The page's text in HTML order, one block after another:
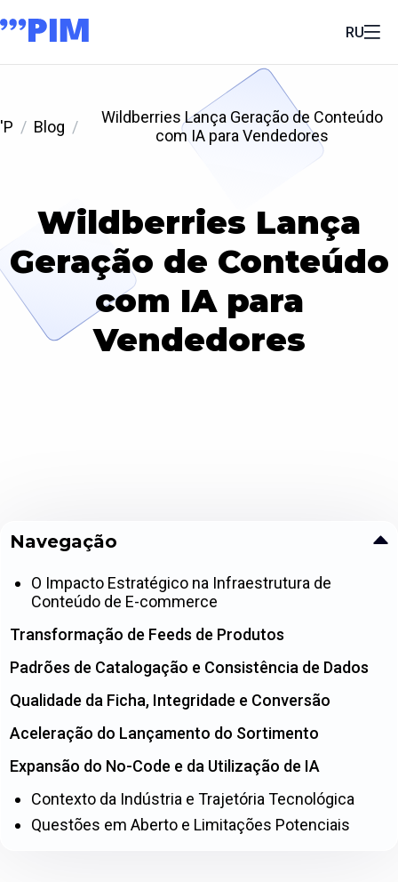
RU
'P Blog
Wildberries Lança Geração de Conteúdo
com IA para Vendedores
Wildberries Lança
Geração de Conteúdo
com IA para
Vendedores
Navegação
O Impacto Estratégico na Infraestrutura de
Conteúdo de E-commerce
Transformação de Feeds de Produtos
Padrões de Catalogação e Consistência de Dados
Qualidade da Ficha, Integridade e Conversão
Aceleração do Lançamento do Sortimento
Expansão do No-Code e da Utilização de IA
Contexto da Indústria e Trajetória Tecnológica
Questões em Aberto e Limitações Potenciais